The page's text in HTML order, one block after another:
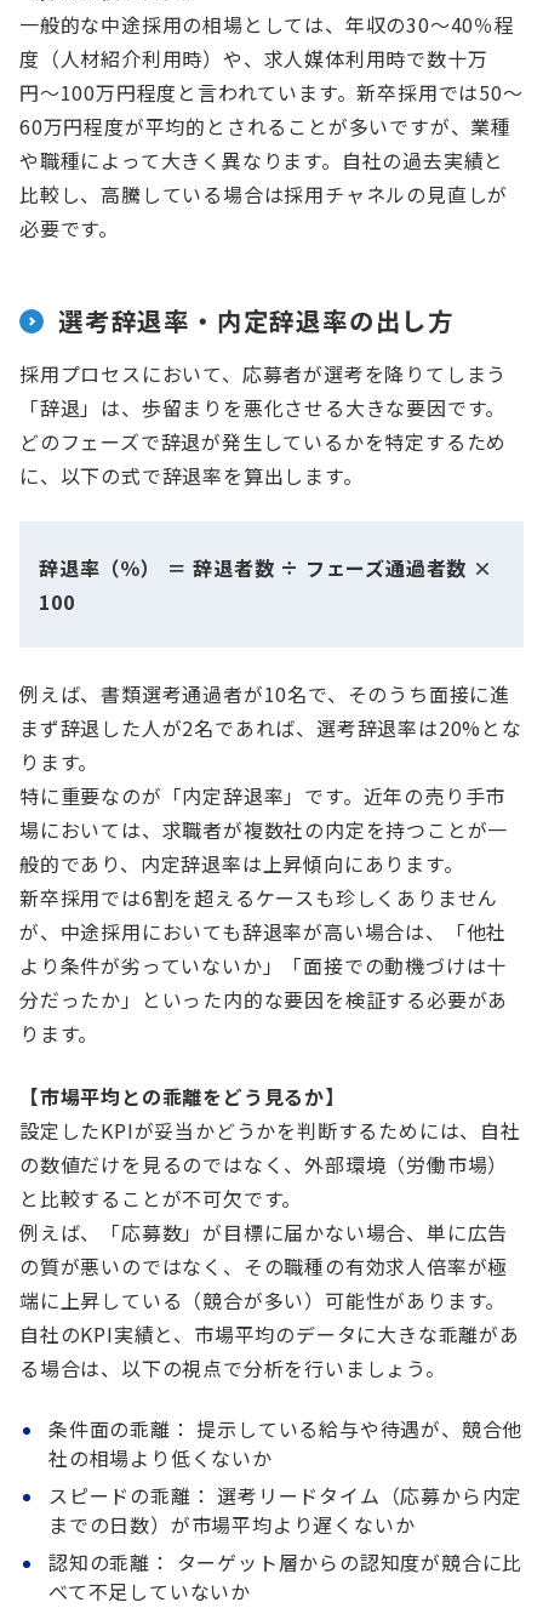
一般的な中途採用の相場としては、年収の30〜40％程
度（人材紹介利用時）や、求人媒体利用時で数十万
円〜100万円程度と言われています。新卒採用では50〜
60万円程度が平均的とされることが多いですが、業種
や職種によって大きく異なります。自社の過去実績と
比較し、高騰している場合は採用チャネルの見直しが
必要です。
選考辞退率・内定辞退率の出し方
採用プロセスにおいて、応募者が選考を降りてしまう
「辞退」は、歩留まりを悪化させる大きな要因です。
どのフェーズで辞退が発生しているかを特定するため
に、以下の式で辞退率を算出します。
辞退率（％） ＝ 辞退者数 ÷ フェーズ通過者数 ×
100
例えば、書類選考通過者が10名で、そのうち面接に進
まず辞退した人が2名であれば、選考辞退率は20%とな
ります。
特に重要なのが「内定辞退率」です。近年の売り手市
場においては、求職者が複数社の内定を持つことが一
般的であり、内定辞退率は上昇傾向にあります。
新卒採用では6割を超えるケースも珍しくありません
が、中途採用においても辞退率が高い場合は、「他社
より条件が劣っていないか」「面接での動機づけは十
分だったか」といった内的な要因を検証する必要があ
ります。
【市場平均との乖離をどう見るか】
設定したKPIが妥当かどうかを判断するためには、自社
の数値だけを見るのではなく、外部環境（労働市場）
と比較することが不可欠です。
例えば、「応募数」が目標に届かない場合、単に広告
の質が悪いのではなく、その職種の有効求人倍率が極
端に上昇している（競合が多い）可能性があります。
自社のKPI実績と、市場平均のデータに大きな乖離があ
る場合は、以下の視点で分析を行いましょう。
条件面の乖離： 提示している給与や待遇が、競合他
社の相場より低くないか
スピードの乖離： 選考リードタイム（応募から内定
までの日数）が市場平均より遅くないか
認知の乖離： ターゲット層からの認知度が競合に比
べて不足していないか